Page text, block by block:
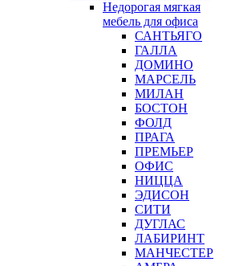
Недорогая мягкая
мебель для офиса
САНТЬЯГО
ГАЛЛА
ДОМИНО
МАРСЕЛЬ
МИЛАН
БОСТОН
ФОЛД
ПРАГА
ПРЕМЬЕР
ОФИС
НИЦЦА
ЭДИСОН
СИТИ
ДУГЛАС
ЛАБИРИНТ
МАНЧЕСТЕР